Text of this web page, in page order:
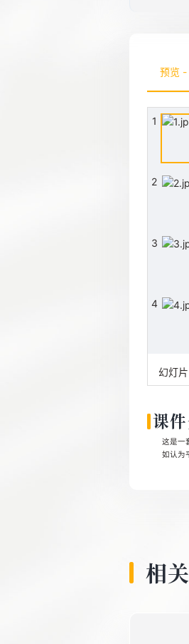
预览 -
1
2
3
4
幻灯片
课
这是一
如认为
相